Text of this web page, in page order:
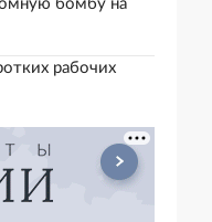
бомбу на
рабочих